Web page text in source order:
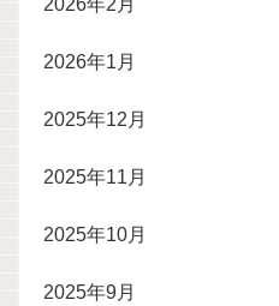
2026年1月
2025年12月
2025年11月
2025年10月
2025年9月